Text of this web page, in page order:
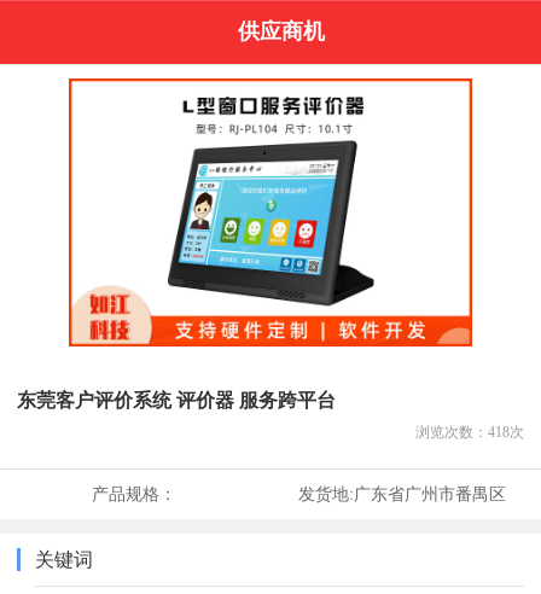
供应商机
东莞客户评价系统 评价器 服务跨平台
浏览次数： 418次
产品规格： 发货地:广东省广州市番禺区
关键词